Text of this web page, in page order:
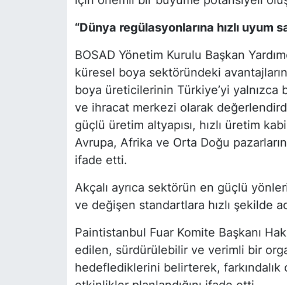
“Dünya regülasyonlarına hızlı uyum
BOSAD Yönetim Kurulu Başkan
küresel boya sektöründeki
boya üreticilerinin Türkiye’yi yalnızca
ve ihracat merkezi olarak
güçlü üretim altyapısı, hızlı üretim
Avrupa, Afrika ve Orta Doğu
ifade etti.
Akçalı ayrıca sektörün en güçlü
ve değişen standartlara hızlı şekilde
Paintistanbul Fuar Komite Başkanı
edilen, sürdürülebilir ve verimli bir
hedeflediklerini belirterek,